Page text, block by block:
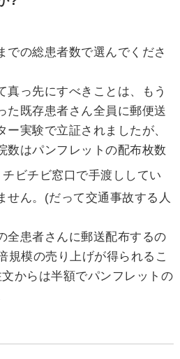
での総患者数で選んでくださ
真っ先にすべきことは、もう
た既存患者さん全員に郵便送
ー実験で立証されましたが、
数はパンフレットの配布枚数
チビチビ窓口で手渡ししてい
せん。(だって交通事故する人
全患者さんに郵送配布するの
規模の売り上げが得られるこ
からは半額でパンフレットの